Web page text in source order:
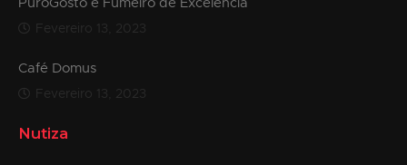
PuroGosto é Fumeiro de Excelência
Fevereiro 13, 2023
Café Domus
Fevereiro 13, 2023
Nutiza